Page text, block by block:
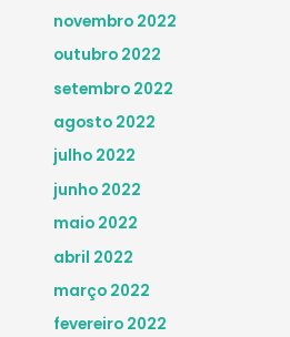
novembro 2022
outubro 2022
setembro 2022
agosto 2022
julho 2022
junho 2022
maio 2022
abril 2022
março 2022
fevereiro 2022